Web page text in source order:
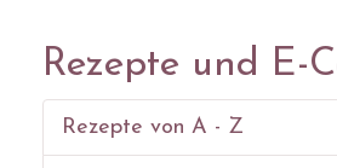
Rezepte und E-
Rezepte von A - Z